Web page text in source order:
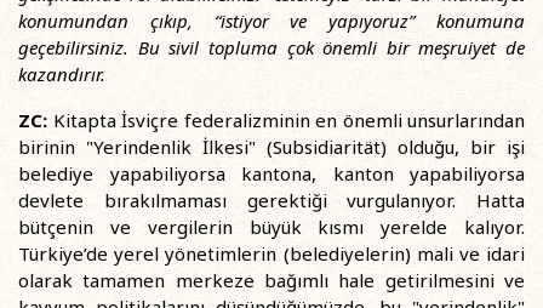
konumundan çıkıp, “istiyor ve yapıyoruz” konumuna
geçebilirsiniz. Bu sivil topluma çok önemli bir meşruiyet de
kazandırır.
ZC: Kitapta İsviçre federalizminin en önemli unsurlarından
birinin "Yerindenlik İlkesi" (Subsidiarität) olduğu, bir işi
belediye yapabiliyorsa kantona, kanton yapabiliyorsa
devlete bırakılmaması gerektiği vurgulanıyor. Hatta
bütçenin ve vergilerin büyük kısmı yerelde kalıyor.
Türkiye’de yerel yönetimlerin (belediyelerin) mali ve idari
olarak tamamen merkeze bağımlı hale getirilmesini ve